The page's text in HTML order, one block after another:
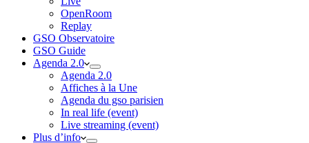
OpenRoom
Replay
GSO Observatoire
GSO Guide
Agenda 2.0
Agenda 2.0
Affiches à la Une
Agenda du gso parisien
In real life (event)
Live streaming (event)
Plus d’info